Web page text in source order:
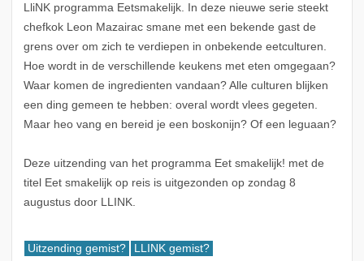
LliNK programma Eetsmakelijk. In deze nieuwe serie steekt
chefkok Leon Mazairac smane met een bekende gast de
grens over om zich te verdiepen in onbekende eetculturen.
Hoe wordt in de verschillende keukens met eten omgegaan?
Waar komen de ingredienten vandaan? Alle culturen blijken
een ding gemeen te hebben: overal wordt vlees gegeten.
Maar heo vang en bereid je een boskonijn? Of een leguaan?
Deze uitzending van het programma Eet smakelijk! met de
titel Eet smakelijk op reis is uitgezonden op zondag 8
augustus door LLINK.
Uitzending gemist? LLINK gemist?